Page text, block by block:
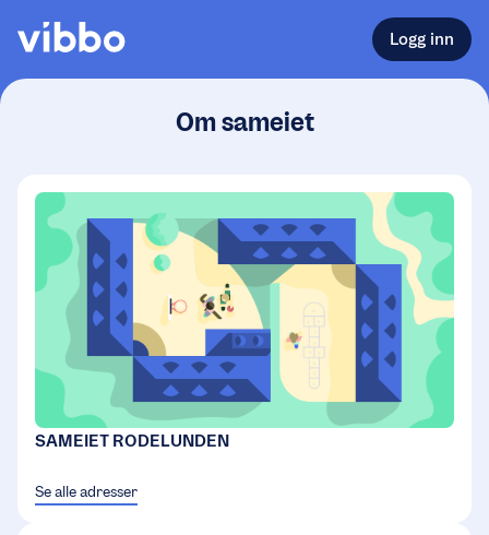
Logg inn
Om sameiet
SAMEIET RODELUNDEN
Se alle adresser